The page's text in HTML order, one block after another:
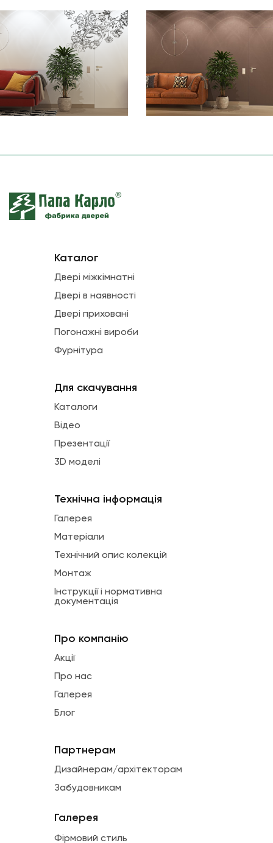
Каталог
Двері міжкімнатні
Двері в наявності
Двері приховані
Погонажні вироби
Фурнітура
Для скачування
Каталоги
Відео
Презентації
3D моделі
Технічна інформація
Галерея
Матеріали
Технічний опис колекцій
Монтаж
Інструкції і нормативна
документація
Про компанію
Акції
Про нас
Галерея
Блог
Партнерам
Дизайнерам/архітекторам
Забудовникам
Галерея
Фірмовий стиль